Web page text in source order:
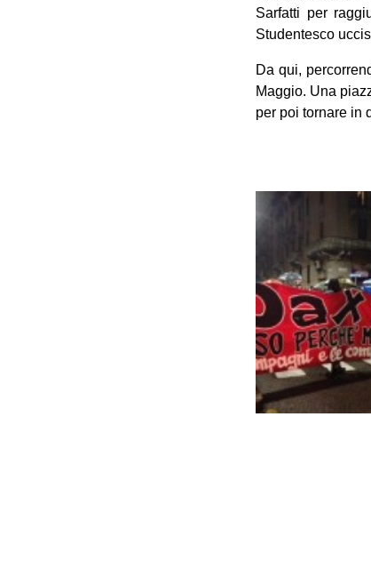
Sarfatti per
Studentesco
Da qui,
Maggio. Una
per poi tornare in